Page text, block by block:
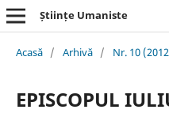
Științe Umaniste
Acasă / Arhivă / Nr. 10
EPISCOPUL